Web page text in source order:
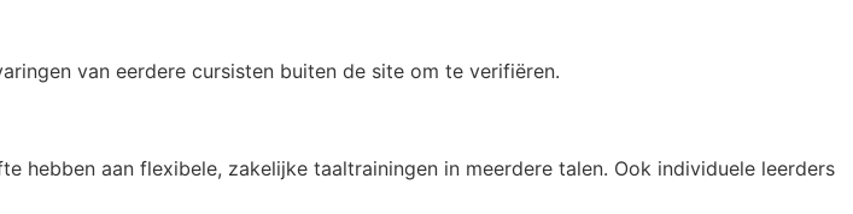
van eerdere cursisten buiten de site om te verifiëren.
hebben aan flexibele, zakelijke taaltrainingen in meerdere talen. Ook individuele leerders